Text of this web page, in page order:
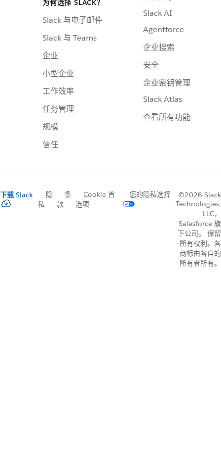
为何选择 SLACK？
Slack 与电子邮件
Slack 与 Teams
企业
小型企业
工作效率
任务管理
规模
信任
Slack AI
Agentforce
企业搜索
安全
企业密钥管理
Slack Atlas
查看所有功能
下载 Slack
隐
私
条
款
Cookie 首
选项
您的隐私选择
©2026 Slack
Technologies,
LLC，
Salesforce 旗
下公司。 保留
所有权利。各
商标由各自的
所有者所有。